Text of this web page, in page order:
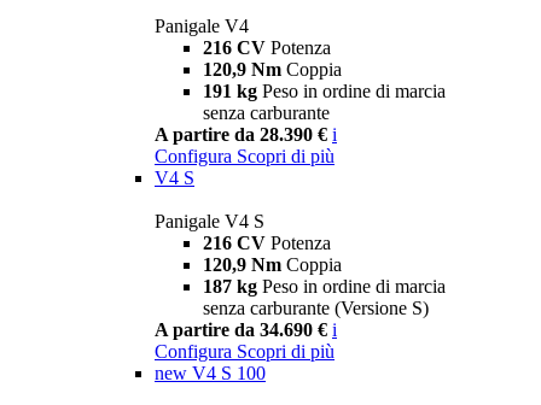
Panigale V4
216 CV Potenza
120,9 Nm Coppia
191 kg Peso in ordine di marcia
senza carburante
A partire da 28.390 € i
Configura Scopri di più
V4 S
Panigale V4 S
216 CV Potenza
120,9 Nm Coppia
187 kg Peso in ordine di marcia
senza carburante (Versione S)
A partire da 34.690 € i
Configura Scopri di più
new V4 S 100